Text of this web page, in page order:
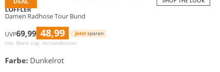
LÖFFLER
Damen Radhose Tour Bund
UVP69,99 48,99 Jetzt sparen
inkl. Mwst zzgl. Versandkosten
Farbe: Dunkelrot